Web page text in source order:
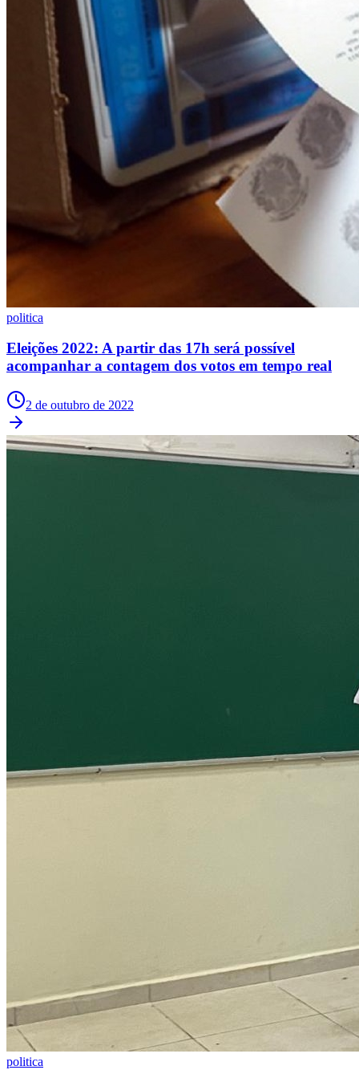
Fluminense
politica
Eleições 2022: A partir das 17h será possível
acompanhar a contagem dos votos em tempo real
2 de outubro de 2022
politica